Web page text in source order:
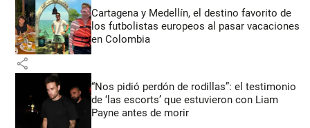
Cartagena y Medellín, el destino favorito de
los futbolistas europeos al pasar vacaciones
en Colombia
share
“Nos pidió perdón de rodillas”: el testimonio
de ‘las escorts’ que estuvieron con Liam
Payne antes de morir